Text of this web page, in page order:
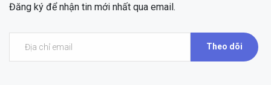
Đăng ký để nhận tin mới nhất qua email.
Theo dõi